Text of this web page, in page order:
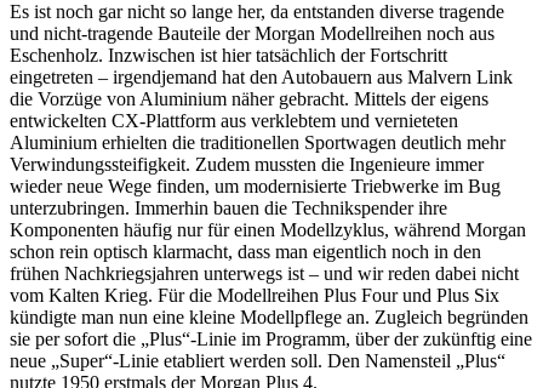
Es ist noch gar nicht so lange her, da entstanden diverse tragende
und nicht-tragende Bauteile der Morgan Modellreihen noch aus
Eschenholz. Inzwischen ist hier tatsächlich der Fortschritt
eingetreten – irgendjemand hat den Autobauern aus Malvern Link
die Vorzüge von Aluminium näher gebracht. Mittels der eigens
entwickelten CX-Plattform aus verklebtem und vernieteten
Aluminium erhielten die traditionellen Sportwagen deutlich mehr
Verwindungssteifigkeit. Zudem mussten die Ingenieure immer
wieder neue Wege finden, um modernisierte Triebwerke im Bug
unterzubringen. Immerhin bauen die Technikspender ihre
Komponenten häufig nur für einen Modellzyklus, während Morgan
schon rein optisch klarmacht, dass man eigentlich noch in den
frühen Nachkriegsjahren unterwegs ist – und wir reden dabei nicht
vom Kalten Krieg. Für die Modellreihen Plus Four und Plus Six
kündigte man nun eine kleine Modellpflege an. Zugleich begründen
sie per sofort die „Plus“-Linie im Programm, über der zukünftig eine
neue „Super“-Linie etabliert werden soll. Den Namensteil „Plus“
nutzte 1950 erstmals der Morgan Plus 4.